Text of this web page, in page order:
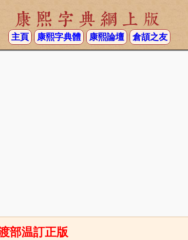
康熙字典網上版
主頁 康熙字典體 康熙論壇 倉頡之友
部温訂正版